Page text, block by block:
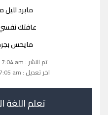
مابرد
عافتك
مايحس
تم النشر : November 16, 2022 7:04 am
اخر تعديل : November 16, 2022 7:05 am
تعلم اللغة